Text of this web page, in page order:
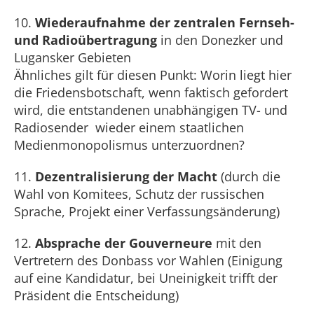
10. Wiederaufnahme der zentralen Fernseh-
und Radioübertragung in den Donezker und
Lugansker Gebieten
Ähnliches gilt für diesen Punkt: Worin liegt hier
die Friedensbotschaft, wenn faktisch gefordert
wird, die entstandenen unabhängigen TV- und
Radiosender wieder einem staatlichen
Medienmonopolismus unterzuordnen?
11. Dezentralisierung der Macht (durch die
Wahl von Komitees, Schutz der russischen
Sprache, Projekt einer Verfassungsänderung)
12. Absprache der Gouverneure mit den
Vertretern des Donbass vor Wahlen (Einigung
auf eine Kandidatur, bei Uneinigkeit trifft der
Präsident die Entscheidung)